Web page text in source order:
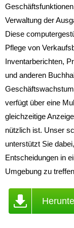
Verwaltung der
Diese
Pflege von
Inventarberichten,
und anderen
verfügt über eine
gleichzeitige
nützlich ist. Unser
unterstützt Sie
Entscheidungen in
Umgebung zu